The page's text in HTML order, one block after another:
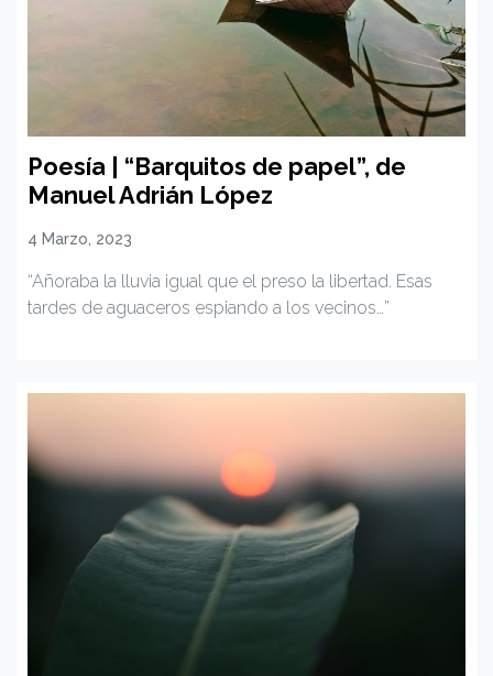
Poesía | “Barquitos de papel”, de
Manuel Adrián López
4 Marzo, 2023
“Añoraba la lluvia igual que el preso la libertad. Esas
tardes de aguaceros espiando a los vecinos…”